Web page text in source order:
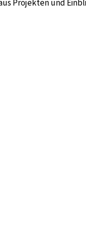
Projekten und